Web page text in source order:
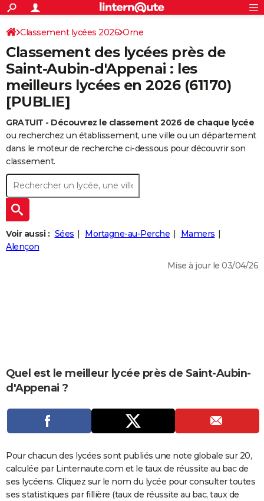
ACTUALITÉS
Politique
Société
Faits Divers
Education
Monde
Villes
+
SPORT
Coupe du monde 2026
Football
Tennis
Cyclisme
Rugby
Forum
CULTURE
Programme TV
TNT
Streaming
Cinéma
Sorties cinéma
Musique
+
FINANCE
Retraite
Impôts
Epargne
Immobilier
Risques naturels par ville
Banque
Assurance
Crédit
AUTO
Réserver un essai
Citadines
Berlines
Forum auto
HIGH-TECH
BRICOLAGE
Aménagement intérieur
Cuisine
Jardinage
+ WEEK-END
Guides de France
Escapades
Patrimoine
Expositions
Musées
Week-end nature
+
LIFESTYLE
SANTE
Alimentation
Guide de la santé
Maladies
Médicaments
Sommeil
+ VOYAGE
Carte de Noël
Carte Bonne année
Carte Saint-Valentin
Carte Pâques
Carte d'anniversaire
DICTIONNAIRE
Dictionnaire
Biographies
Citations
Expressions
Proverbes
COPAINS D'AVANT
FORUM
Bricolage
Lifestyle
Culture
Television
Voyage
Cinema
S'inscrire
Connexion
Classement lycées 2026 Orne
Classement des lycées près de
Saint-Aubin-d'Appenai : les
meilleurs lycées en 2026 (61170)
[PUBLIE]
GRATUIT - Découvrez le classement 2026 de chaque lycée
ou recherchez un établissement, une ville ou un département
dans le moteur de recherche ci-dessous pour découvrir son
classement.
Voir aussi : Sées Mortagne-au-Perche
Mamers
Alençon
Mise à jour le 03/04/26
Quel est le meilleur lycée près de Saint-Aubin-
d'Appenai ?
Pour chacun des lycées sont publiés une note globale sur 20,
calculée par Linternaute.com et le taux de réussite au bac de
ses lycéens. Cliquez sur le nom du lycée pour consulter toutes
ses statistiques par fillière (taux de réussite au bac, taux de